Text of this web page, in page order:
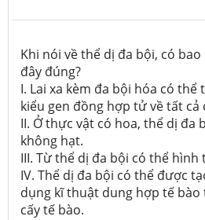
Khi nói về thể dị đa bội, có
đây đúng?
I. Lai xa kèm đa bội hóa có
kiểu gen đồng hợp tử về tất cả
II. Ở thực vật có hoa, thể dị đa
không hạt.
III. Từ thể dị đa bội có thể
IV. Thể dị đa bội có thể được
dụng kĩ thuật dung hợp tế
cấy tế bào.